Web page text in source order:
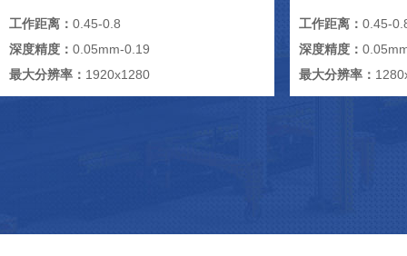
工作距离： 0.45-0.8
深度精度： 0.05mm-0.19
最大分辨率： 1920x1280
工作距离：0.45-
深度精度：
最大分辨率：